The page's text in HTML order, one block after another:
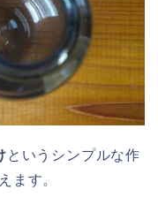
というシンプルな作
ます。